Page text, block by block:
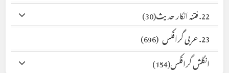
22. فتنہ انکار حدیث
(30)
23. عربی گرافکس
(696)
انگلش گرافکس(154)